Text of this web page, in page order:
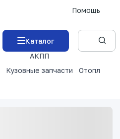
Помощь
Каталог
АКПП
Кузовные запчасти
Отопление